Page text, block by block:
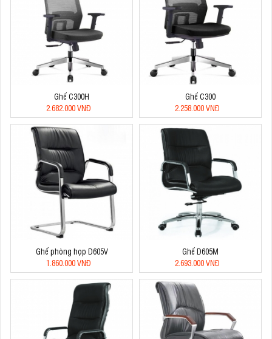
Ghế C300H
2.682.000 VNĐ
Ghế C300
2.258.000 VNĐ
Ghế phòng họp D605V
1.860.000 VNĐ
Ghế D605M
2.693.000 VNĐ